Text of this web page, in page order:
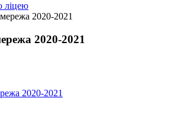
ліцею
2020-2021
2020-2021
2020-2021